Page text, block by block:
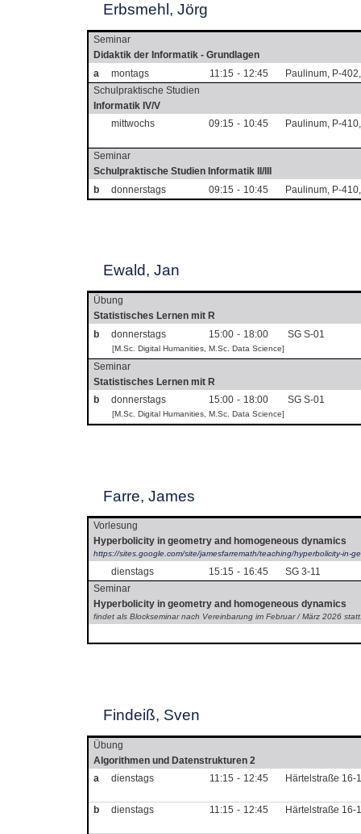
Erbsmehl, Jörg
Seminar
Didaktik der Informatik - Grundlagen
a
montags 11:15 - 12:45
Paulinum, P-
Schulpraktische Studien
Informatik IV/V
mittwochs
09:15 - 10:45 Paulinum, P-
Seminar
Schulpraktische Studien Informatik II/III
b
donnerstags 09:15 - 10:45 Paulinum, P-
Ewald, Jan
Übung
Statistisches Lernen mit R
b
donnerstags 15:00 - 18:00
[M.Sc. Digital Humanities, M.Sc. Data Science]
SG S-01
Seminar
Statistisches Lernen mit R
b
donnerstags 15:00 - 18:00
[M.Sc. Digital Humanities, M.Sc. Data Science]
SG S-01
Farre, James
Vorlesung
Hyperbolicity in geometry and homogeneous dynamics
https://sites.google.com/site/jamesfarremath/teaching/hyperbolicity-in-
dienstags 15:15 - 16:45
SG 3-11
Seminar
Hyperbolicity in geometry and homogeneous dynamics
findet als Blockseminar nach Vereinbarung im Februar / März 2026
Findeiß, Sven
Übung
Algorithmen und Datenstrukturen 2
a
dienstags 11:15 - 12:45 Härtelstraße 16-
b dienstags 11:15 - 12:45 Härtelstraße 16-